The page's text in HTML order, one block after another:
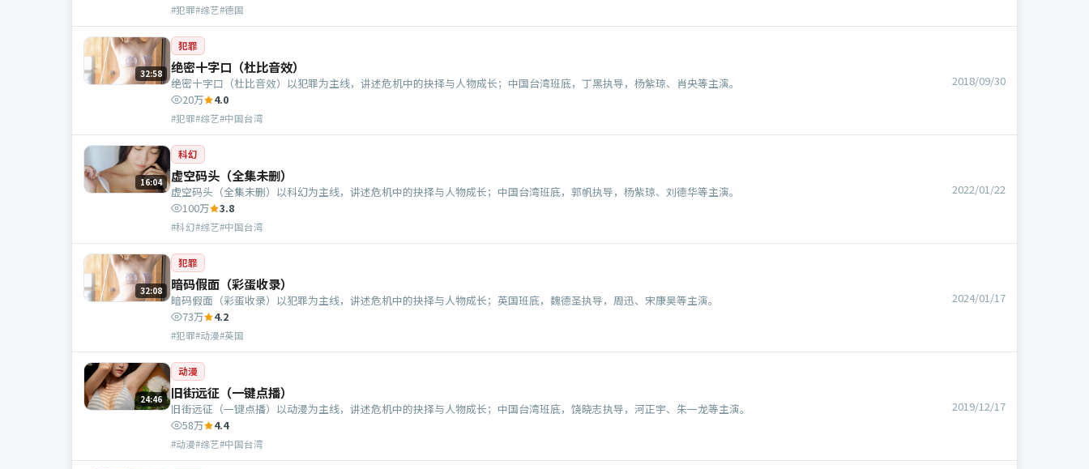
#犯罪#综艺#德国
32:58
犯罪
绝密十字口（杜比音效）
绝密十字口（杜比音效）以犯罪为主线，讲述危机中的抉择与人物成长；中国台湾班底，丁黑执导，杨紫琼、肖央等主演。
20万 4.0
#犯罪#综艺#中国台湾
2018/09/30
16:04
科幻
虚空码头（全集未删）
虚空码头（全集未删）以科幻为主线，讲述危机中的抉择与人物成长；中国台湾班底，郭帆执导，杨紫琼、刘德华等主演。
100万 3.8
#科幻#综艺#中国台湾
2022/01/22
32:08
犯罪
暗码假面（彩蛋收录）
暗码假面（彩蛋收录）以犯罪为主线，讲述危机中的抉择与人物成长；英国班底，魏德圣执导，周迅、宋康昊等主演。
73万 4.2
#犯罪#动漫#英国
2024/01/17
24:46
动漫
旧街远征（一键点播）
旧街远征（一键点播）以动漫为主线，讲述危机中的抉择与人物成长；中国台湾班底，饶晓志执导，河正宇、朱一龙等主演。
58万 4.4
#动漫#综艺#中国台湾
2019/12/17